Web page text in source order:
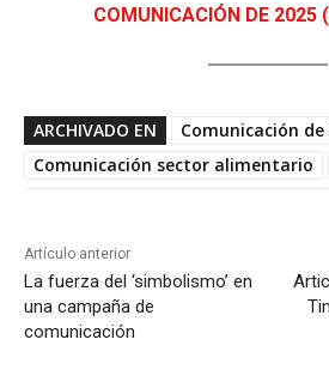
COMUNICACIÓN DE 2025
ARCHIVADO EN
Comunicación
Comunicación sector alimentario
Artículo anterior
La fuerza del ‘simbolismo’ en
una campaña de
comunicación